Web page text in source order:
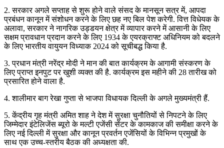
2. सरकार अगले सप्ताह से शुरू होने वाले संसद के मानसून सत्र में, आपदा
प्रबंधन कानून में संशोधन करने के लिए छह नए बिल पेश करेगी. वित्त विधेयक के
अलावा, सरकार ने नागरिक उड्डयन क्षेत्र में व्यापार करने में आसानी के लिए
सक्षम प्रावधान प्रदान करने के लिए 1934 के एयरक्राफ्ट अधिनियम को बदलने
के लिए भारतीय वायुयन विध्याक 2024 को सूचीबद्ध किया है.
3. प्रधान मंत्री नरेंद्र मोदी ने मान की बात कार्यक्रम के आगामी संस्करण के
लिए प्राप्त इनपुट पर खुशी व्यक्त की है. कार्यक्रम इस महीने की 28 तारीख को
प्रसारित होने वाला है.
4. शालीमार बाग रेखा गुप्ता से भाजपा विधायक दिल्ली के अगले मुख्यमंत्री हैं.
5. केंद्रीय गृह मंत्री अमित शाह ने देश में सुरक्षा चुनौतियों से निपटने के लिए
जिम्मेदार इंटेलिजेंस ब्यूरो के मल्टी एजेंसी सेंटर के कामकाज की समीक्षा करने के
लिए नई दिल्ली में सुरक्षा और कानून प्रवर्तन एजेंसियों के विभिन्न प्रमुखों के
साथ एक उच्च-स्तरीय बैठक की अध्यक्षता की.